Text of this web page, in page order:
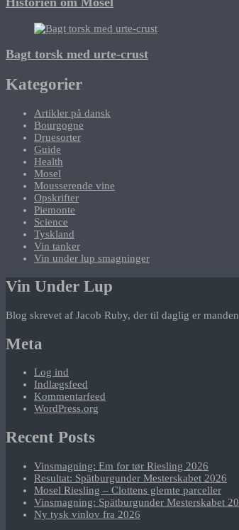
Bagt torsk med urte-crust
Kategorier
Artikler på dansk
Bourgogne
Druesorter
Guide
Health
Mosel
Mousserende vine
Opskrifter
Piemonte
Science
Tyskland
Vin tanker
Vin under lup smagninger
Vin Under Lup
Blog skrevet af Jacob Ruby, der til daglig er
Meta
Log ind
Indlægsfeed
Kommentarfeed
WordPress.org
Recent Posts
Vinsmagning: Em for tør Riesling 2026
Resultat: Spätburgunder Mesterskabet 2026
Mosel Riesling – Clottens glemte parceller
Vinsmagning: Spätburgunder Mesterskabet
Ny tysk vinlov fra 2026